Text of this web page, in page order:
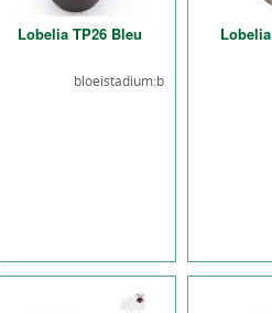
Lobelia TP26 Bleu
bloeistadium:b